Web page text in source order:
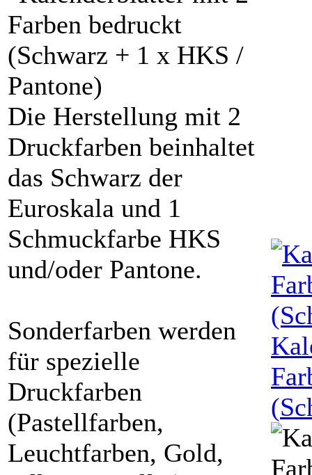
Die Herstellung mit 2
Druckfarben beinhaltet
das Schwarz der
Euroskala und 1
Schmuckfarbe HKS
und/oder Pantone.
Sonderfarben werden
für spezielle
Druckfarben
(Pastellfarben,
Leuchtfarben, Gold,
(